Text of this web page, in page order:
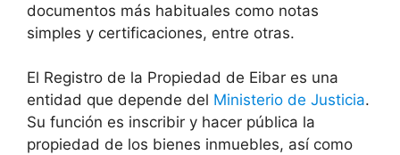
documentos más habituales como notas
simples y certificaciones, entre otras.
El Registro de la Propiedad de Eibar es una
entidad que depende del Ministerio de Justicia.
Su función es inscribir y hacer pública la
propiedad de los bienes inmuebles, así como